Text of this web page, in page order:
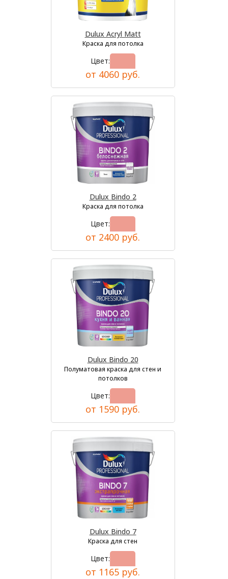
Dulux Acryl Matt
Краска для потолка
Цвет:
от 4060 руб.
Dulux Bindo 2
Краска для потолка
Цвет:
от 2400 руб.
Dulux Bindo 20
Полуматовая краска для стен и
потолков
Цвет:
от 1590 руб.
Dulux Bindo 7
Краска для стен
Цвет:
от 1165 руб.